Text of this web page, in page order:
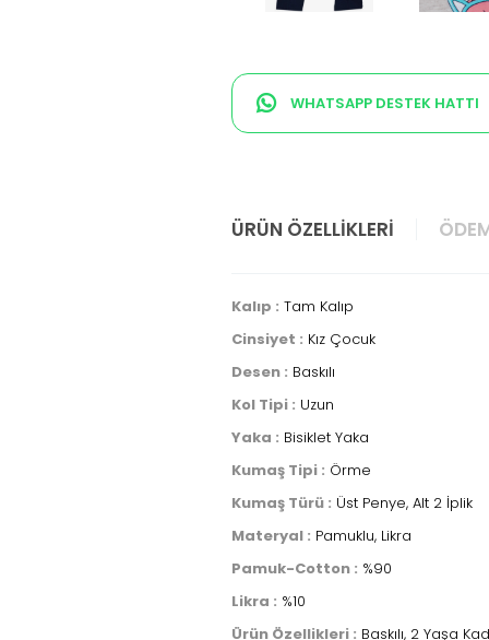
WHATSAPP DESTEK HATTI
ÜRÜN ÖZELLIKLERI
Kalıp : Tam Kalıp
Cinsiyet : Kız Çocuk
Desen : Baskılı
Kol Tipi : Uzun
Yaka : Bisiklet Yaka
Kumaş Tipi : Örme
Kumaş Türü : Üst Penye, Alt 2 İplik
Materyal : Pamuklu, Likra
Pamuk-Cotton : %90
Likra : %10
Ürün Özellikleri : Baskılı, 2 Yaşa